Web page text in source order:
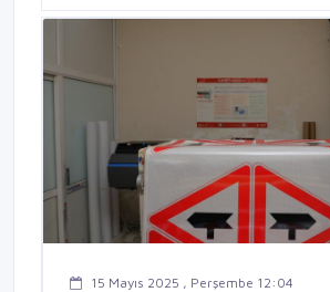
15 Mayıs 2025 , Perşembe 12:04